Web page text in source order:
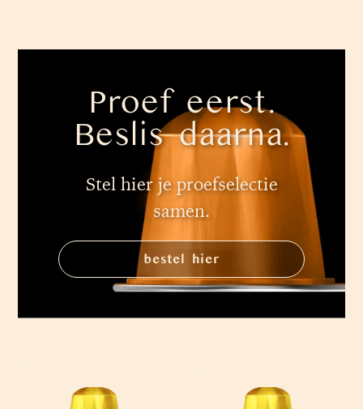
Proef eerst.
Beslis daarna.
Stel hier je proefselectie
samen.
bestel hier